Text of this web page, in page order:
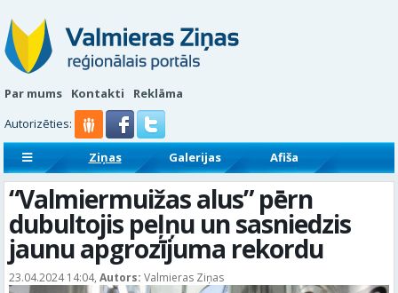
Par mums Kontakti
Reklāma
Autorizēties:
Ziņas Galerijas
Afiša
Sludinājumi
Reklāmraksti
“Valmiermuižas alus” pērn
dubultojis peļņu un sasniedzis
jaunu apgrozījuma rekordu
23.04.2024 14:04, Autors: Valmieras Ziņas